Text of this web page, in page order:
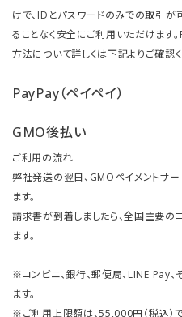
けで、IDとパスワードのみでの取引
ることなく安全にご利用いただけます
方法について詳しくは下記よりご確認
PayPay（ペイペイ）
GMO後払い
ご利用の流れ
弊社発送の翌日、GMOペイメントサ
ます。
請求書が到着しましたら、全国主要
ます。
※コンビニ、銀行、郵便局、LINE Pay
ます。
※ご利用上限額は、55,000円（税込）で